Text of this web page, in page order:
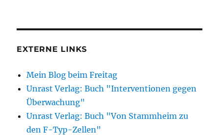
EXTERNE LINKS
Mein Blog beim Freitag
Unrast Verlag: Buch "Interventionen gegen
Überwachung"
Unrast Verlag: Buch "Von Stammheim zu
den F-Typ-Zellen"